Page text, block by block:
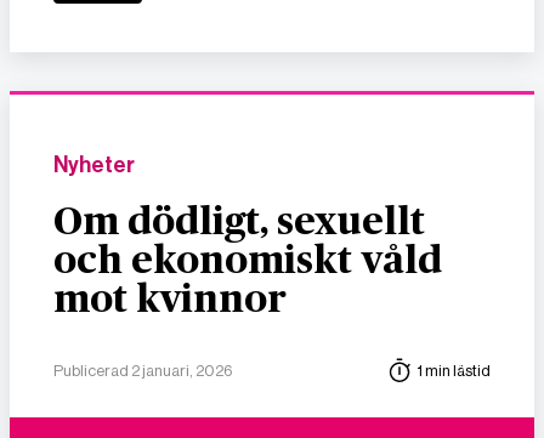
Nyheter
Om dödligt, sexuellt
och ekonomiskt våld
mot kvinnor
Publicerad 2 januari, 2026 1 min lästid